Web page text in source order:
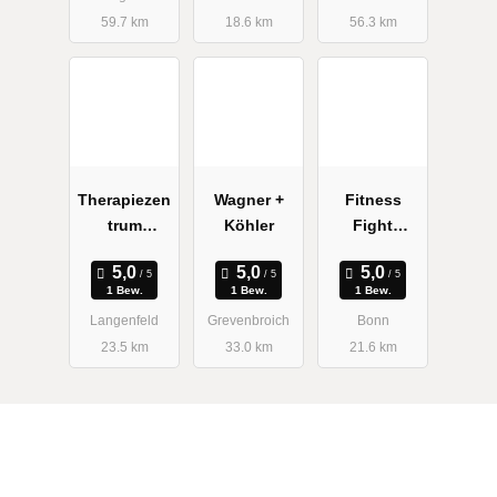
59.7 km
18.6 km
56.3 km
Therapiezen
trum
Göddertz
1 Bew.
Langenfeld
23.5 km
Wagner +
Köhler
1 Bew.
Grevenbroich
33.0 km
Fitness
Fight
1 Bew.
Bonn
21.6 km